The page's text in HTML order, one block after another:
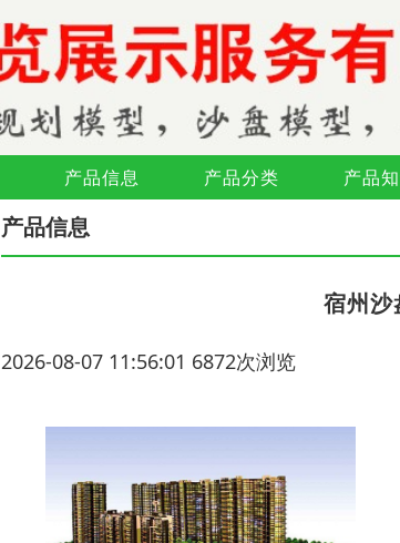
产品信息 产品分类 产品
产品信息
宿州沙
2026-08-07 11:56:01 6872次浏览